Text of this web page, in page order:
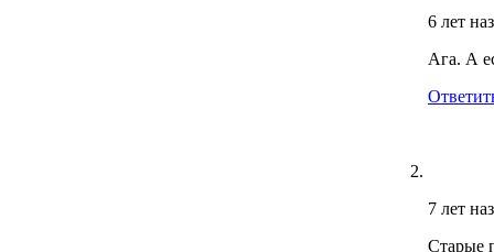
6 лет
Ага. А
7 лет
Старые